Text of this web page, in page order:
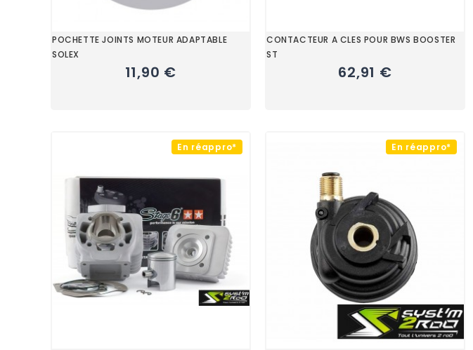
POCHETTE JOINTS MOTEUR ADAPTABLE
SOLEX
11,90 €
CONTACTEUR A CLES POUR BWS BOOSTER
ST
62,91 €
En réappro* En réappro*